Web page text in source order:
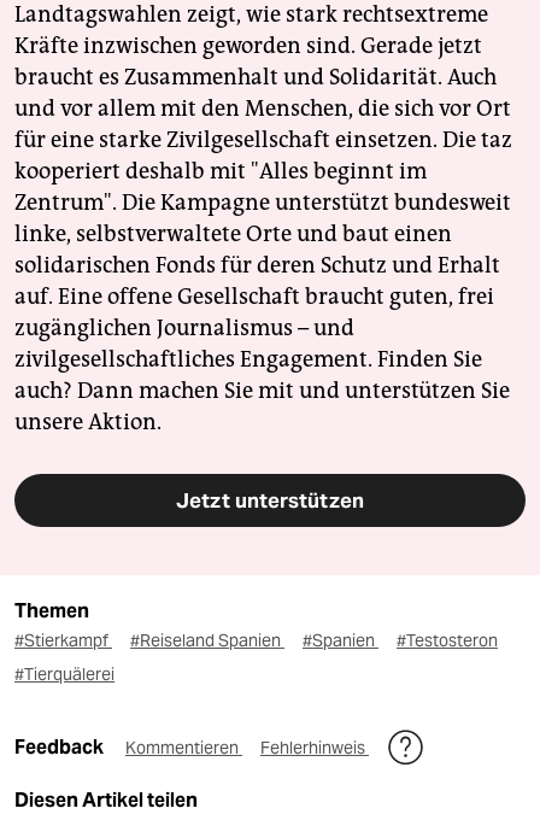
Landtagswahlen zeigt, wie stark rechtsextreme
Kräfte inzwischen geworden sind. Gerade jetzt
braucht es Zusammenhalt und Solidarität. Auch
und vor allem mit den Menschen, die sich vor Ort
für eine starke Zivilgesellschaft einsetzen. Die taz
kooperiert deshalb mit "Alles beginnt im
Zentrum". Die Kampagne unterstützt bundesweit
linke, selbstverwaltete Orte und baut einen
solidarischen Fonds für deren Schutz und Erhalt
auf. Eine offene Gesellschaft braucht guten, frei
zugänglichen Journalismus – und
zivilgesellschaftliches Engagement. Finden Sie
auch? Dann machen Sie mit und unterstützen Sie
unsere Aktion.
Jetzt unterstützen
Themen
#Stierkampf #Reiseland Spanien #Spanien
#Testosteron
#Tierquälerei
Feedback Kommentieren Fehlerhinweis
Diesen Artikel teilen